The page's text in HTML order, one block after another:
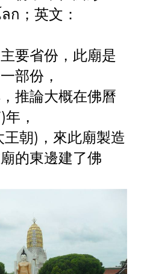
；英文：
要省份，此廟是
部份，
推論大概在佛曆
，
朝)，來此廟製造
的東邊建了佛